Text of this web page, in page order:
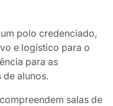
polo credenciado,
e logístico para o
para as
alunos.
salas de